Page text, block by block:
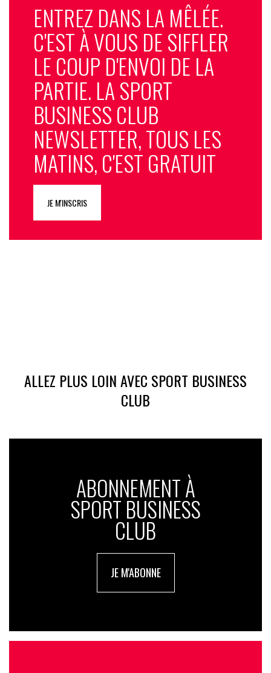
ENTREZ DANS LA MÊLÉE.
C'EST À VOUS DE SIFFLER
LE COUP D'ENVOI DE LA
PARTIE. LA SPORT
BUSINESS CLUB
NEWSLETTER, TOUS LES
MATINS, C'EST GRATUIT
JE M'INSCRIS
ALLEZ PLUS LOIN AVEC SPORT BUSINESS
CLUB
ABONNEMENT À
SPORT BUSINESS
CLUB
JE M'ABONNE